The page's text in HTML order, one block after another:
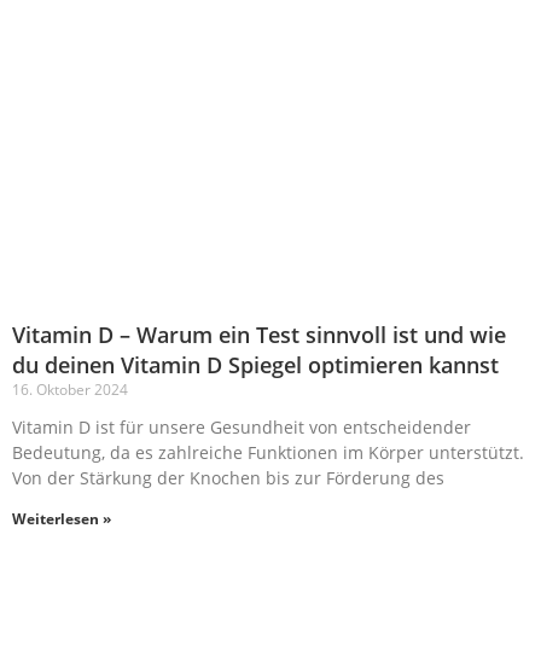
Vitamin D – Warum ein Test sinnvoll ist und wie
du deinen Vitamin D Spiegel optimieren kannst
16. Oktober 2024
Vitamin D ist für unsere Gesundheit von entscheidender
Bedeutung, da es zahlreiche Funktionen im Körper unterstützt.
Von der Stärkung der Knochen bis zur Förderung des
Weiterlesen »